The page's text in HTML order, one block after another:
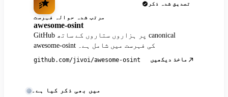
تصدیق شدہ ذکر
مرتب شدہ حوالہ فہرست
awesome-osint
GitHub پر ہزاروں ستاروں کے ساتھ canonical
awesome-osint کی فہرست میں شامل ہے۔
github.com/jivoi/awesome-osint ماخذ دیکھیں
میں بھی ذکر کیا ہے۔